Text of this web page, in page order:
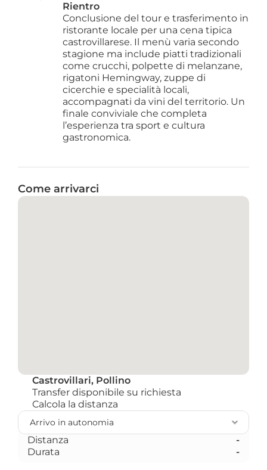
Rientro
Conclusione del tour e trasferimento in
ristorante locale per una cena tipica
castrovillarese. Il menù varia secondo
stagione ma include piatti tradizionali
come crucchi, polpette di melanzane,
rigatoni Hemingway, zuppe di
cicerchie e specialità locali,
accompagnati da vini del territorio. Un
finale conviviale che completa
l’esperienza tra sport e cultura
gastronomica.
Come arrivarci
Castrovillari, Pollino
Transfer disponibile su richiesta
Calcola la distanza
Distanza
-
Durata
-